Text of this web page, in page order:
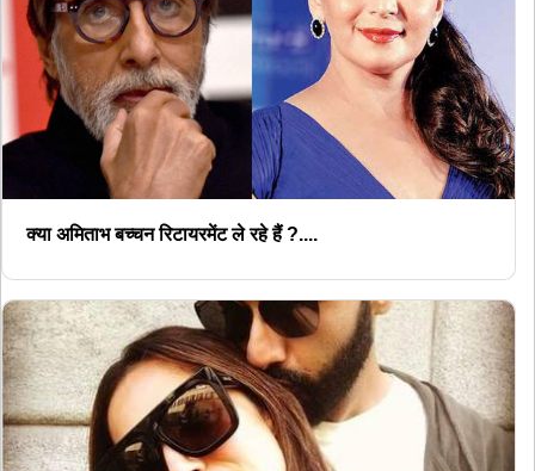
क्या अमिताभ बच्चन रिटायरमेंट ले रहे हैं ?....